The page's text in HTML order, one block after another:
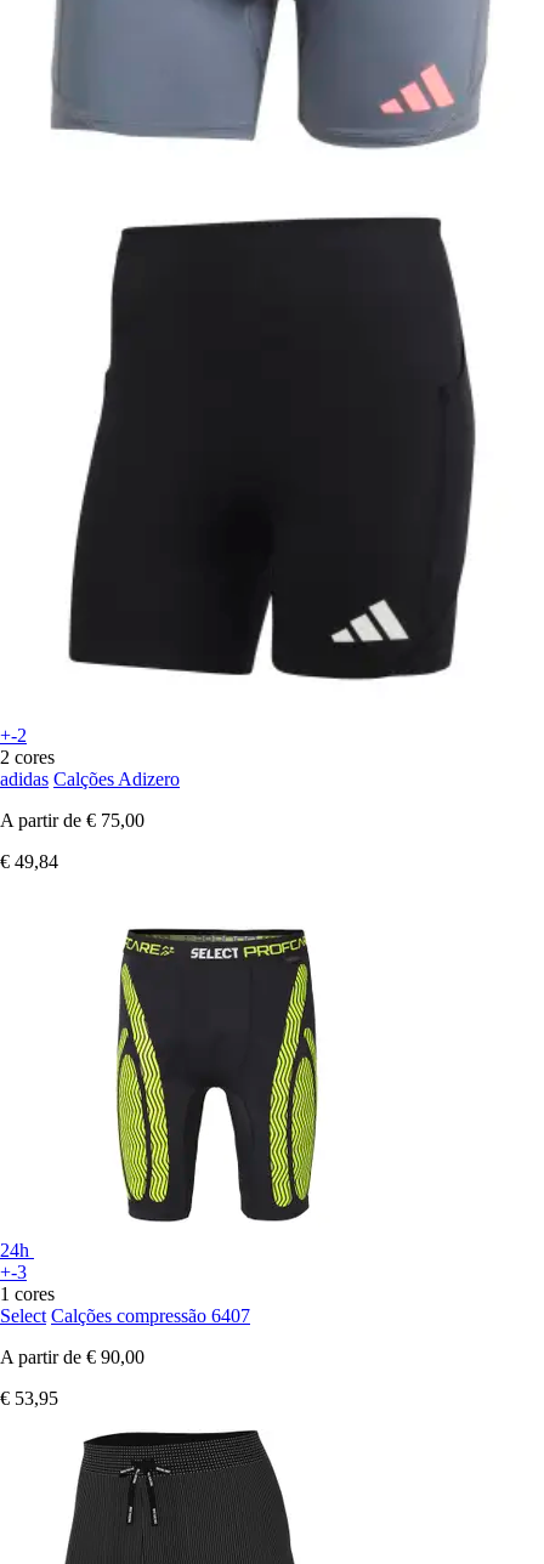
+-2
2 cores
adidas Calções Adizero
A partir de € 75,00
€ 49,84
24h
+-3
1 cores
Select Calções compressão 6407
A partir de € 90,00
€ 53,95